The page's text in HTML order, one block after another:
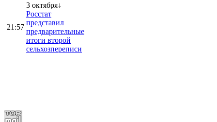
21:57
3 октября↓
Росстат
представил
предварительные
итоги второй
сельхозпереписи